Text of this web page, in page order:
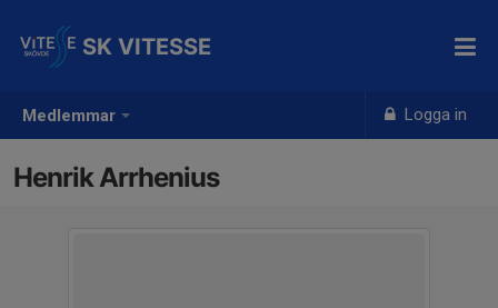
Medlemmar Logga in
SK VITESSE
Henrik Arrhenius